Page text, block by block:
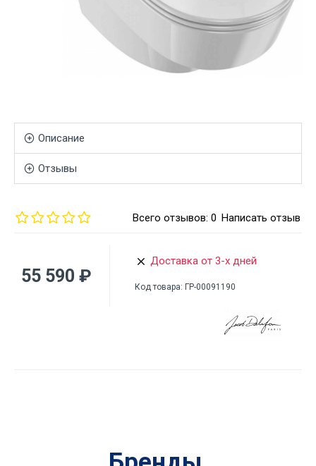
Описание
Отзывы
Всего отзывов: 0 Написать отзыв
55 590 ₽
Доставка от 3-х дней
Код товара: ГР-00091190